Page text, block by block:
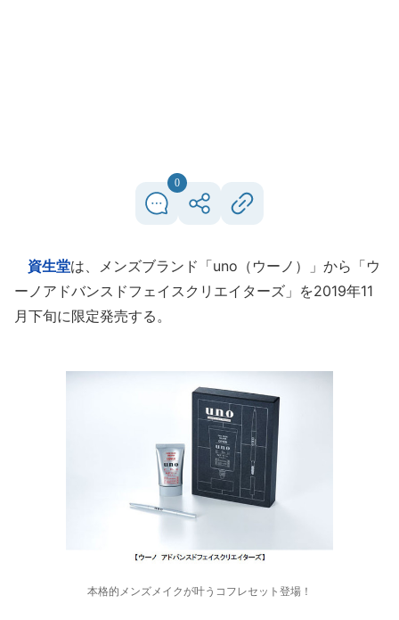
0
資生堂は、メンズブランド「uno（ウーノ）」から「ウ
ーノアドバンスドフェイスクリエイターズ」を2019年11
月下旬に限定発売する。
本格的メンズメイクが叶うコフレセット登場！